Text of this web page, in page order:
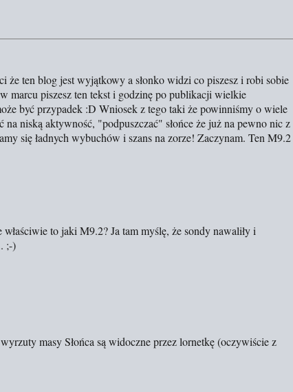
że ten blog jest wyjątkowy a słonko widzi co piszesz i robi sobie
marcu piszesz ten tekst i godzinę po publikacji wielkie
być przypadek :D Wniosek z tego taki że powinniśmy o wiele
na niską aktywność, "podpuszczać" słońce że już na pewno nic z
się ładnych wybuchów i szans na zorze! Zaczynam. Ten M9.2
to jaki M9.2? Ja tam myślę, że sondy nawaliły i
;-)
masy Słońca są widoczne przez lornetkę (oczywiście z